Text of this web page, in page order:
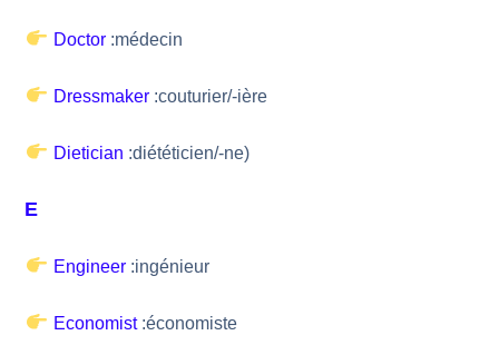
Doctor :médecin
Dressmaker :couturier/-ière
Dietician :diététicien/-ne)
E
Engineer :ingénieur
Economist :économiste